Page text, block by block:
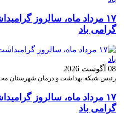
۱۷ مرداد ماه، سالروز
گرامی باد
08 آگوست 2026
رئیس شبکه بهداشت و درمان شهرستان
۱۷ مرداد ماه، سالروز
گرامی باد